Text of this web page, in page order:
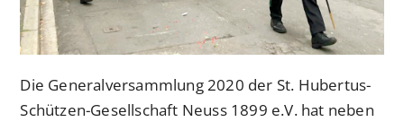
Die Generalversammlung 2020 der St. Hubertus-
Schützen-Gesellschaft Neuss 1899 e.V. hat neben